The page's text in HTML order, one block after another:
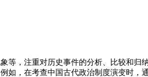
，注重对历史事件的分析、比较和归
如，在考查中国古代政治制度演变时，